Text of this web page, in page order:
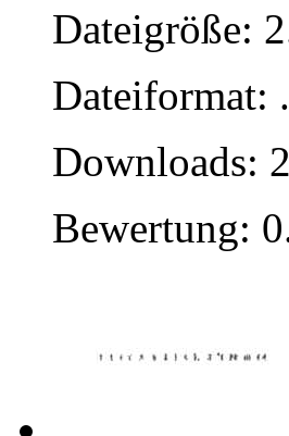
Dateigröße:
Dateiformat:
Downloads: 2
Bewertung: